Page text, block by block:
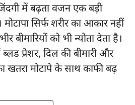
में बढ़ता वजन एक बड़ी
सिर्फ शरीर का आकार नहीं
बीमारियों को भी न्योता देता है।
प्रेशर, दिल की बीमारी और
खतरा मोटापे के साथ काफी बढ़